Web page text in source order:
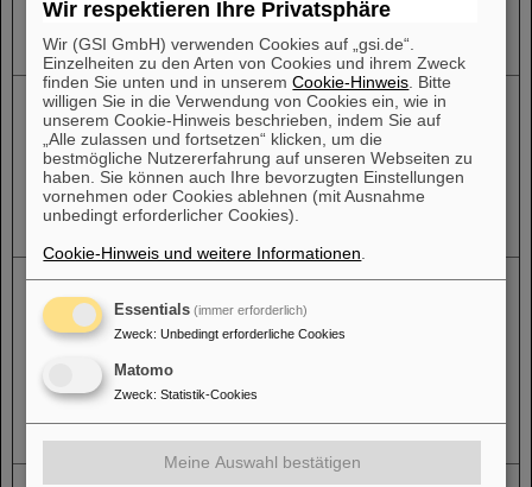
2023 dataset/software
possibly double counting
Matter – Dynamics,
Mechanism
and Control
LK1 G:(DE-
HGF)POF4-631
all entries in grant
2023 web year HGFref
2023 PhD16
possibly double counting
HGF)POF4-632
period 2021-2026
Wir respektieren Ihre Privatsphäre
Wir (GSI GmbH) verwenden Cookies auf „gsi.de“.
Einzelheiten zu den Arten von Cookies und ihrem Zweck
finden Sie unten und in unseremCookie-Hinweis . Bitte
willigen Sie in die Verwendung von Cookies ein, wie in
unserem Cookie-Hinweis beschrieben, indem Sie auf
„Alle zulassen und fortsetzen“ klicken, um die
bestmögliche Nutzererfahrung auf unseren Webseiten zu
haben. Sie können auch Ihre bevorzugten Einstellungen
vornehmen oder Cookies ablehnen (mit Ausnahme
unbedingt erforderlicher Cookies).
Cookie-Hinweis und weitere Informationen
Essentials (immer erforderlich)
Zweck: Unbedingt erforderliche Cookies
Matomo
Zweck: Statistik-Cookies
Meine Auswahl bestätigen